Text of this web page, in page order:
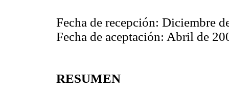
Fecha de recepción: Diciembre
Fecha de aceptación: Abril de
RESUMEN